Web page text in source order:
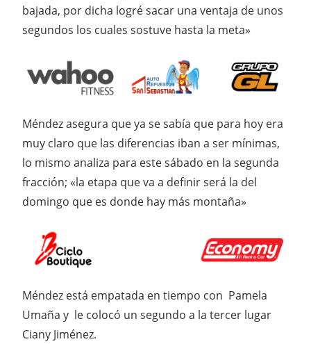
bajada, por dicha logré sacar una ventaja de unos
segundos los cuales sostuve hasta la meta»
Méndez asegura que ya se sabía que para hoy era
muy claro que las diferencias iban a ser mínimas,
lo mismo analiza para este sábado en la segunda
fracción; «la etapa que va a definir será la del
domingo que es donde hay más montaña»
Méndez está empatada en tiempo con Pamela
Umaña y le colocó un segundo a la tercer lugar
Ciany Jiménez.